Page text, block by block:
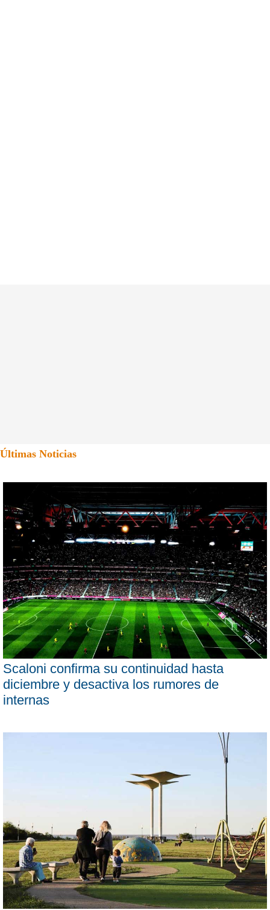
Últimas Noticias
Scaloni confirma su continuidad hasta
diciembre y desactiva los rumores de
internas